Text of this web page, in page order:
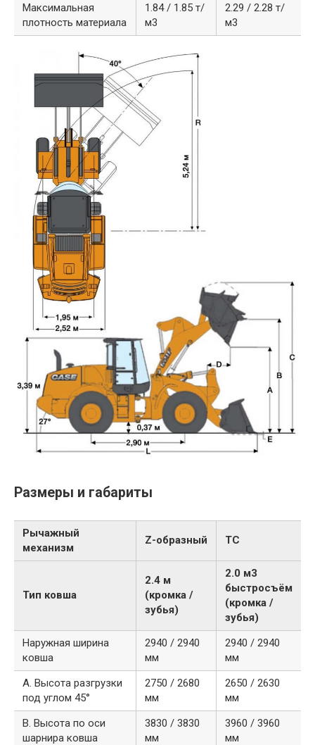
Максимальная
плотность материала
1.84 / 1.85 т/
м3
2.29 / 2.28 т/
м3
Размеры и габариты
Рычажный
механизм
Z-образный TC
Тип ковша
2.4 м
(кромка /
зубья)
2.0 м3
быстросъём
(кромка /
зубья)
Наружная ширина
ковша
2940 / 2940
мм
2940 / 2940
мм
A. Высота разгрузки
под углом 45°
2750 / 2680
мм
2650 / 2630
мм
B. Высота по оси
шарнира ковша
3830 / 3830
мм
3960 / 3960
мм